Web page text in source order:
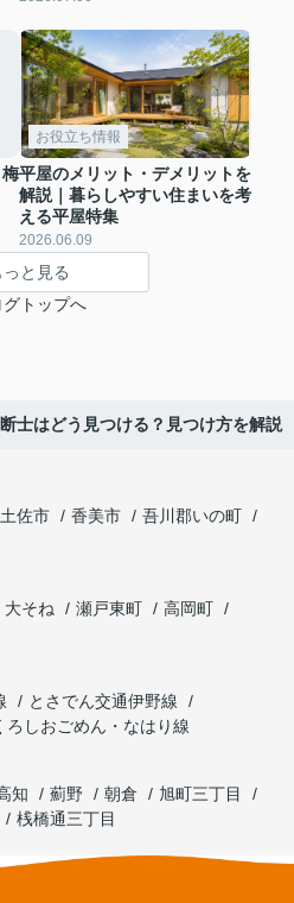
お役立ち情報
平屋のメリット・デメリットを
解説｜暮らしやすい住まいを考
える平屋特集
2026.06.09
っと見る
グトップへ
士はどう見つける？見つけ方を解説
土佐市 香美市
吾川郡いの町
大そね 瀬戸東町
高岡町
とさでん交通伊野線
ろしおごめん・なはり線
知 薊野 朝倉
旭町三丁目
桟橋通三丁目